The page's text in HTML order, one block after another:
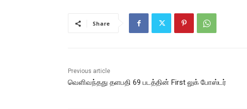
Share
Previous article
வெளிவந்தது தளபதி 69 படத்தின் First லுக் போஸ்டர்